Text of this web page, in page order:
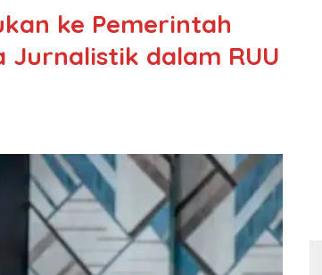
ke Pemerintah
dalam RUU